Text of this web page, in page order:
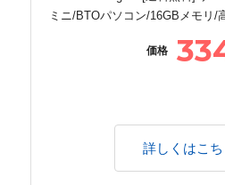
ミニ/BTOパソコン/16GBメモリ/
価格
詳しくはこち